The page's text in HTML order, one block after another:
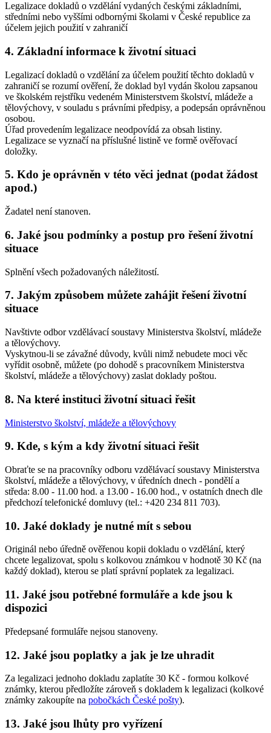
Legalizace dokladů o vzdělání vydaných českými základními,
středními nebo vyššími odbornými školami v České republice za
účelem jejich použití v zahraničí
4. Základní informace k životní situaci
Legalizací dokladů o vzdělání za účelem použití těchto dokladů v
zahraničí se rozumí ověření, že doklad byl vydán školou zapsanou
ve školském rejstříku vedeném Ministerstvem školství, mládeže a
tělovýchovy, v souladu s právními předpisy, a podepsán oprávněnou
osobou.
Úřad provedením legalizace neodpovídá za obsah listiny.
Legalizace se vyznačí na příslušné listině ve formě ověřovací
doložky.
5. Kdo je oprávněn v této věci jednat (podat žádost
apod.)
Žadatel není stanoven.
6. Jaké jsou podmínky a postup pro řešení životní
situace
Splnění všech požadovaných náležitostí.
7. Jakým způsobem můžete zahájit řešení životní
situace
Navštivte odbor vzdělávací soustavy Ministerstva školství, mládeže
a tělovýchovy.
Vyskytnou-li se závažné důvody, kvůli nimž nebudete moci věc
vyřídit osobně, můžete (po dohodě s pracovníkem Ministerstva
školství, mládeže a tělovýchovy) zaslat doklady poštou.
8. Na které instituci životní situaci řešit
Ministerstvo školství, mládeže a tělovýchovy
9. Kde, s kým a kdy životní situaci řešit
Obraťte se na pracovníky odboru vzdělávací soustavy Ministerstva
školství, mládeže a tělovýchovy, v úředních dnech - pondělí a
středa: 8.00 - 11.00 hod. a 13.00 - 16.00 hod., v ostatních dnech dle
předchozí telefonické domluvy (tel.: +420 234 811 703).
10. Jaké doklady je nutné mít s sebou
Originál nebo úředně ověřenou kopii dokladu o vzdělání, který
chcete legalizovat, spolu s kolkovou známkou v hodnotě 30 Kč (na
každý doklad), kterou se platí správní poplatek za legalizaci.
11. Jaké jsou potřebné formuláře a kde jsou k
dispozici
Předepsané formuláře nejsou stanoveny.
12. Jaké jsou poplatky a jak je lze uhradit
Za legalizaci jednoho dokladu zaplatíte 30 Kč - formou kolkové
známky, kterou předložíte zároveň s dokladem k legalizaci (kolkové
známky zakoupíte na pobočkách České pošty).
13. Jaké jsou lhůty pro vyřízení